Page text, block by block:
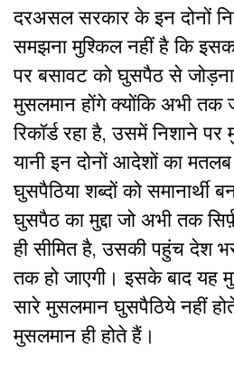
दरअसल सरकार के इन दोनों
समझना मुश्किल नहीं है कि
पर बसावट को घुसपैठ से
मुसलमान होंगे क्योंकि अभी
रिकॉर्ड रहा है, उसमें निशाने
यानी इन दोनों आदेशों का
घुसपैठिया शब्दों को समानार्थी
घुसपैठ का मुद्दा जो अभी तक
ही सीमित है, उसकी पहुंच देश
तक हो जाएगी। इसके बाद यह
सारे मुसलमान घुसपैठिये नहीं
मुसलमान ही होते हैं।